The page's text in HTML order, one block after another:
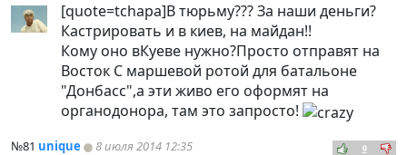
[quote=tchapa]В тюрьму??? За наши деньги?
Кастрировать и в киев, на майдан!!
Кому оно вКуеве нужно?Просто отправят на
Восток С маршевой ротой для батальоне
"Донбасс",а эти живо его оформят на
органодонора, там это запросто!
№81 unique 8 июля 2014 12:35 0